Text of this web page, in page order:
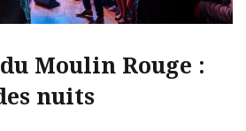
Moulin Rouge :
nuits